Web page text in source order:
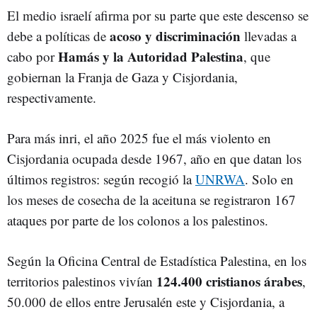
El medio israelí afirma por su parte que este descenso se
debe a políticas de acoso y discriminación llevadas a
cabo porHamás y la Autoridad Palestina, que
gobiernan la Franja de Gaza y Cisjordania,
respectivamente.
Para más inri, el año 2025 fue el más violento en
Cisjordania ocupada desde 1967, año en que datan los
últimos registros: según recogió laUNRWA. Solo en
los meses de cosecha de la aceituna se registraron 167
ataques por parte de los colonos a los palestinos.
Según la Oficina Central de Estadística Palestina, en los
territorios palestinos vivían 124.400 cristianos árabes,
50.000 de ellos entre Jerusalén este y Cisjordania, a